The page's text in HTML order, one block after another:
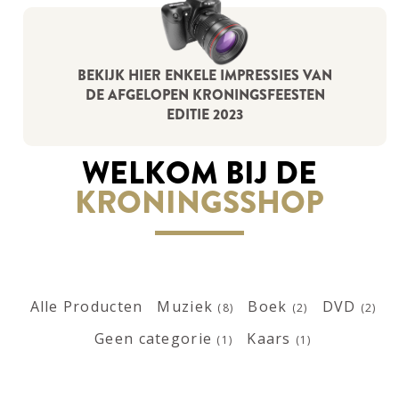
BEKIJK HIER ENKELE IMPRESSIES VAN
DE AFGELOPEN KRONINGSFEESTEN
EDITIE 2023
WELKOM BIJ DE
KRONINGS­SHOP
Productcategorie
Alle Producten Muziek (8) Boek (2) DVD (2)
Geen categorie (1) Kaars (1)